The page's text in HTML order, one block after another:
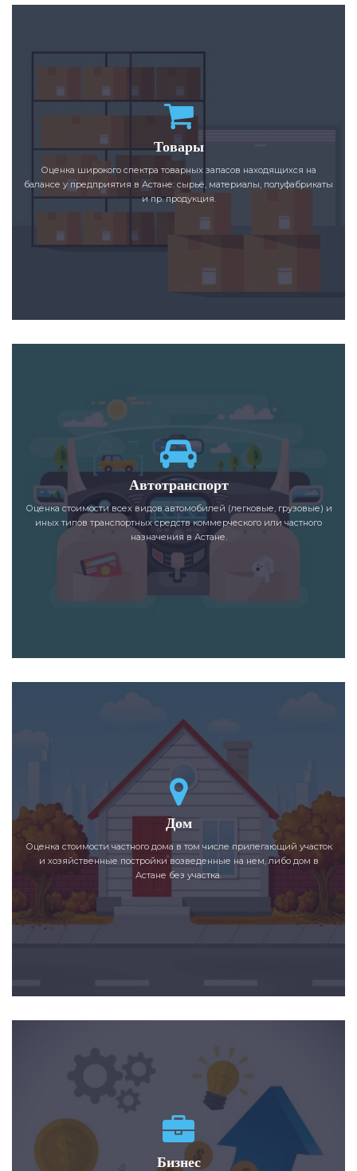
Товары
Оценка широкого спектра товарных запасов находящихся на
балансе у предприятия в Астане: сырьё, материалы, полуфабрикаты
и пр. продукция.
Автотранспорт
Оценка стоимости всех видов автомобилей (легковые, грузовые) и
иных типов транспортных средств коммерческого или частного
назначения в Астане.
Дом
Оценка стоимости частного дома в том числе прилегающий участок
и хозяйственные постройки возведенные на нем, либо дом в
Астане без участка.
Бизнес